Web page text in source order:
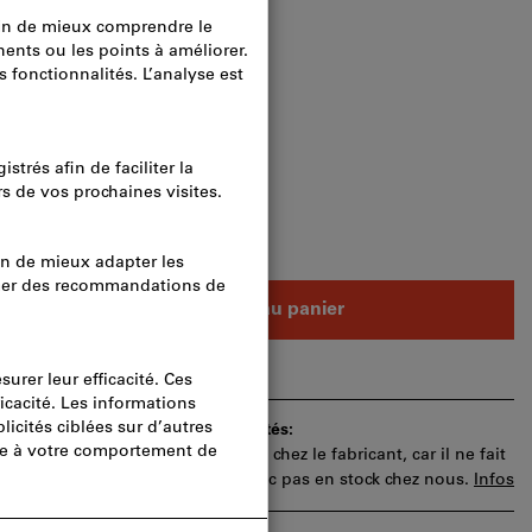
Ajouter au panier
pour approbation.
de livraison et les conseils limités:
article pour vous directement chez le fabricant, car il ne fait
principal et n’est donc pas en stock chez nous. Infos